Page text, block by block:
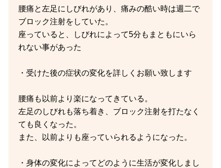
腰痛と左足にしびれがあり、痛みの酷い時は週二で
ブロック注射をしていた。
座っていると、しびれによって5分もまともにいら
れない事があった
・受けた後の症状の変化を詳しくお願い致します
腰痛も以前より楽になってきている。
左足のしびれも落ち着き、ブロック注射を打たなく
ても良くなった。
また、以前よりも座っていられるようになった。
・身体の変化によってどのように生活が変化しまし